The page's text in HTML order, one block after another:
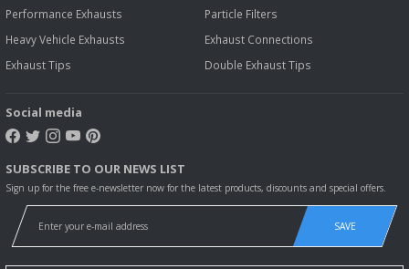
Teknik Veriler
Motorlu taşıt tipi
Performans
Motor hacmi
Silindirler
Performance Exhausts
Particle Filters
Heavy Vehicle Exhausts
Exhaust Connections
Exhaust Tips
Double Exhaust Tips
Social media
SUBSCRIBE TO OUR NEWS LIST
Sign up for the free e-newsletter now for the latest products, discounts and special offers.
SAVE